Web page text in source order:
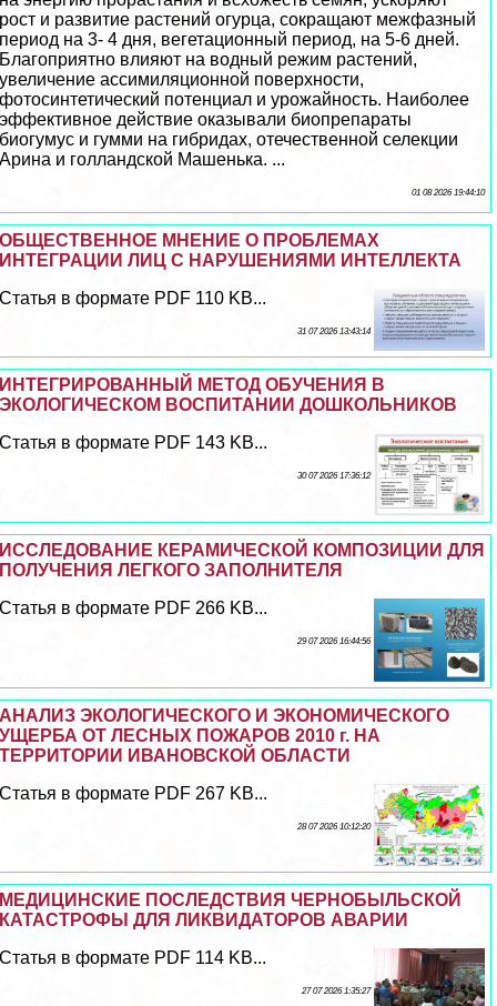
рост и развитие растений огурца, сокращают межфазный
период на 3- 4 дня, вегетационный период, на 5-6 дней.
Благоприятно влияют на водный режим растений,
увеличение ассимиляционной поверхности,
фотосинтетический потенциал и урожайность. Наиболее
эффективное действие оказывали биопрепараты
биогумус и гумми на гибридах, отечественной селекции
Арина и голландской Машенька. ...
01 08 2026 19:44:10
ОБЩЕСТВЕННОЕ МНЕНИЕ О ПРОБЛЕМАХ
ИНТЕГРАЦИИ ЛИЦ С НАРУШЕНИЯМИ ИНТЕЛЛЕКТА
Статья в формате PDF 110 KB...
31 07 2026 13:43:14
ИНТЕГРИРОВАННЫЙ МЕТОД ОБУЧЕНИЯ В
ЭКОЛОГИЧЕСКОМ ВОСПИТАНИИ ДОШКОЛЬНИКОВ
Статья в формате PDF 143 KB...
30 07 2026 17:36:12
ИССЛЕДОВАНИЕ КЕРАМИЧЕСКОЙ КОМПОЗИЦИИ ДЛЯ
ПОЛУЧЕНИЯ ЛЕГКОГО ЗАПОЛНИТЕЛЯ
Статья в формате PDF 266 KB...
29 07 2026 16:44:56
АНАЛИЗ ЭКОЛОГИЧЕСКОГО И ЭКОНОМИЧЕСКОГО
УЩЕРБА ОТ ЛЕСНЫХ ПОЖАРОВ 2010 г. НА
ТЕРРИТОРИИ ИВАНОВСКОЙ ОБЛАСТИ
Статья в формате PDF 267 KB...
28 07 2026 10:12:20
МЕДИЦИНСКИЕ ПОСЛЕДСТВИЯ ЧЕРНОБЫЛЬСКОЙ
КАТАСТРОФЫ ДЛЯ ЛИКВИДАТОРОВ АВАРИИ
Статья в формате PDF 114 KB...
27 07 2026 1:35:27